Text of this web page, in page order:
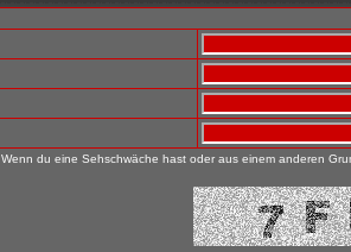
Wenn du eine Sehschwäche hast oder aus einem anderen